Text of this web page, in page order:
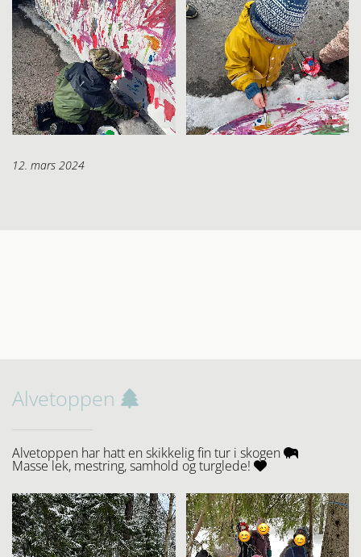
12. mars 2024
Alvetoppen 
Alvetoppen har hatt en skikkelig fin tur i skogen 
Masse lek, mestring, samhold og turglede! 